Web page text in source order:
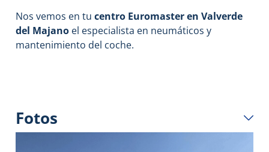
Nos vemos en tu centro Euromaster en Valverde
del Majano el especialista en neumáticos y
mantenimiento del coche.
Fotos